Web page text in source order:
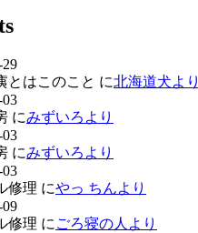
29
とはこのこと に北海道犬より
03
にみずいろより
03
にみずいろより
03
修理 にやっ ちんより
09
修理 に ごろ寝の人より